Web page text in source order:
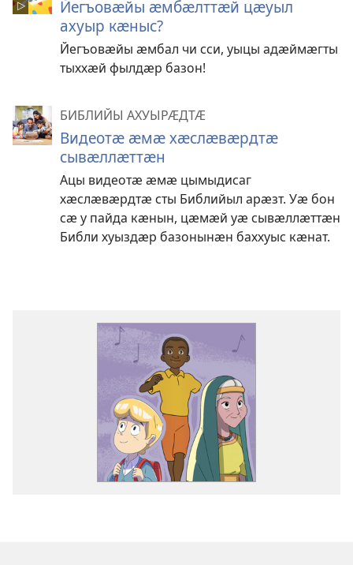
Йегъовӕйы ӕмбӕлттӕй цӕуыл
ахуыр кӕныс?
Йегъовӕйы ӕмбал чи сси, уыцы адӕймӕгты
тыххӕй фылдӕр базон!
БИБЛИЙЫ АХУЫРӔДТӔ
Видеотӕ ӕмӕ хӕслӕвӕрдтӕ
сывӕллӕттӕн
Ацы видеотӕ ӕмӕ цымыдисаг
хӕслӕвӕрдтӕ сты Библийыл арӕзт. Уӕ бон
сӕ у пайда кӕнын, цӕмӕй уӕ сывӕллӕттӕн
Библи хуыздӕр базонынӕн баххуыс кӕнат.